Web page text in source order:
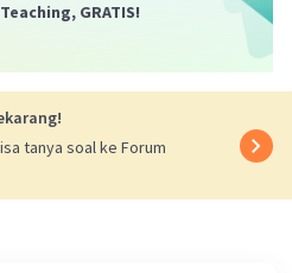
GRATIS!
tanya soal ke Forum